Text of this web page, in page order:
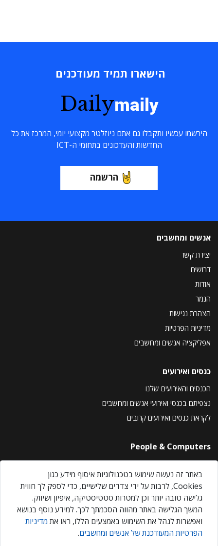
הישארו תמיד מעודכנים
Dailymaily
הירשמו עכשיו ותקבלו גם אתם ניוזלטר מקצועי יומי, המרכז את כל
החדשות והעדכונים בתחומי ה-ICT
הרשמה
אנשים ומחשבים
יצירת קשר
דרושים
אודות
הנמר
הצהרת נגישות
מדיניות הפרטיות
אפליקציה אנשים ומחשבים
כנסים ואירועים
הכנסים והאירועים שלנו
נצפיתם בכנסי ואירועי אנשים ומחשבים
לקראת כנסים ואירועים קרובים
People & Computers
About Us
Privacy Policy
Contact Us
Our Events
באתר זה נעשה שימוש בטכנולוגיות איסוף מידע כגון
Cookies, לרבות על ידי צדדים שלישיים, כדי לספק לך חווית
גלישה טובה יותר וכן למטרות סטטיסטיקה, איפיון ושיווק.
המשך הגלישה באתר מהווה הסכמתך לכך. למידע נוסף בנושא
ואפשרות לנהל את השימוש באמצעים הללו, ראו את מדיניות
הפרטיות המעודכנת של אנשים ומחשבים.